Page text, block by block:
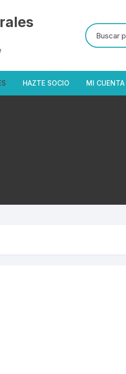
HAZTE SOCIO MI CUENTA